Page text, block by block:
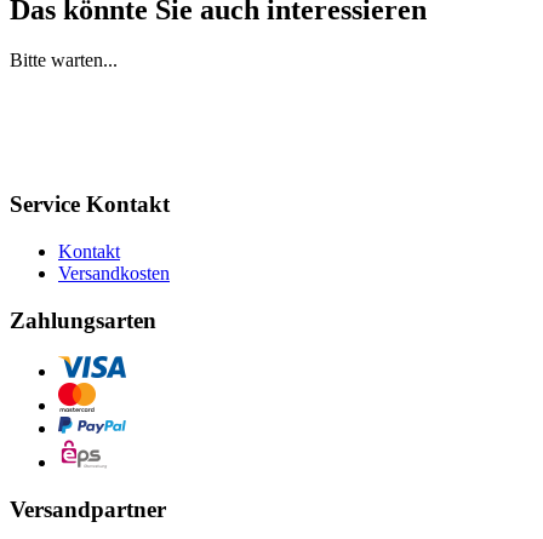
Das könnte Sie auch interessieren
Bitte warten...
Service Kontakt
Kontakt
Versandkosten
Zahlungsarten
Versandpartner